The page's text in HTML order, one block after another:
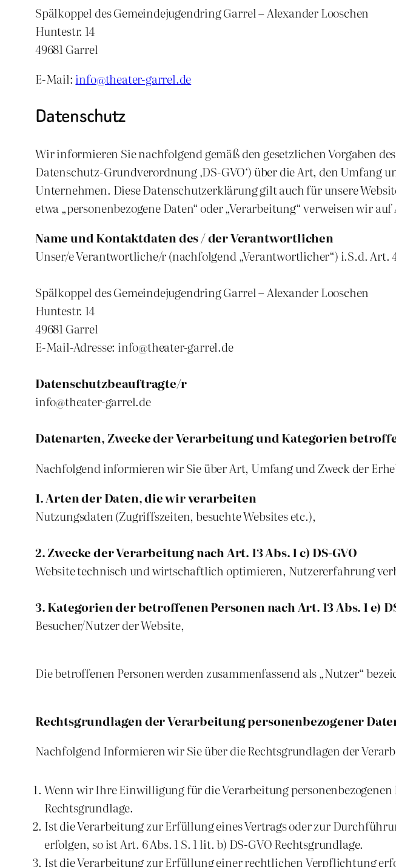
Spälkoppel des Gemeindejugendring Garrel – Alexander Looschen
Huntestr. 14
49681 Garrel
E-Mail: info@theater-garrel.de
Datenschutz
Wir informieren Sie nachfolgend gemäß den gesetzlichen Vorgaben
Datenschutz-Grundverordnung ‚DS-GVO‘) über die Art, den Umfang
Unternehmen. Diese Datenschutzerklärung gilt auch für unsere
etwa „personenbezogene Daten“ oder „Verarbeitung“ verweisen wir auf
Name und Kontaktdaten des / der Verantwortlichen
Unser/e Verantwortliche/r (nachfolgend „Verantwortlicher“) i.S.d. Art.
Spälkoppel des Gemeindejugendring Garrel – Alexander Looschen
Huntestr. 14
49681 Garrel
E-Mail-Adresse: info@theater-garrel.de
Datenschutzbeauftragte/r
info@theater-garrel.de
Datenarten, Zwecke der Verarbeitung und Kategorien
Nachfolgend informieren wir Sie über Art, Umfang und Zweck der
1. Arten der Daten, die wir verarbeiten
Nutzungsdaten (Zugriffszeiten, besuchte Websites etc.),
2. Zwecke der Verarbeitung nach Art. 13 Abs. 1 c) DS-GVO
Website technisch und wirtschaftlich optimieren, Nutzererfahrung
3. Kategorien der betroffenen Personen nach Art. 13 Abs. 1 e)
Besucher/Nutzer der Website,
Die betroffenen Personen werden zusammenfassend als „Nutzer“
Rechtsgrundlagen der Verarbeitung personenbezogener
Nachfolgend Informieren wir Sie über die Rechtsgrundlagen der
Wenn wir Ihre Einwilligung für die Verarbeitung personenbezogenen
Rechtsgrundlage.
Ist die Verarbeitung zur Erfüllung eines Vertrags oder zur
erfolgen, so ist Art. 6 Abs. 1 S. 1 lit. b) DS-GVO Rechtsgrundlage.
Ist die Verarbeitung zur Erfüllung einer rechtlichen Verpflichtung